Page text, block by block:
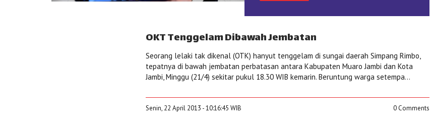
OKT Tenggelam Dibawah Jembatan
Seorang lelaki tak dikenal (OTK) hanyut tenggelam di sungai daerah Simpang Rimbo,
tepatnya di bawah jembatan perbatasan antara Kabupaten Muaro Jambi dan Kota
Jambi, Minggu (21/4) sekitar pukul 18.30 WIB kemarin. Beruntung warga setempa...
Senin, 22 April 2013 - 10:16:45 WIB 0 Comments